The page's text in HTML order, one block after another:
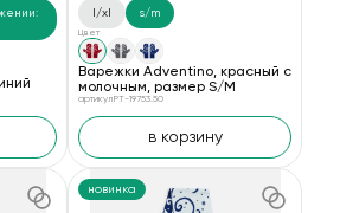
l/xl s/m
Цвет
Варежки Adventino, красный с
молочным, размер S/M
артикул PT-19753.50
в корзину
новинка